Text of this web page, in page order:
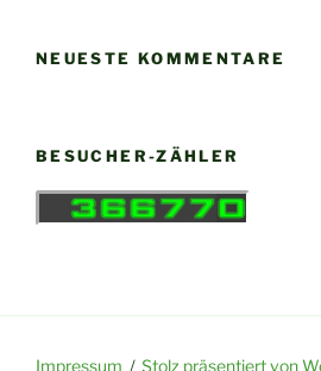
NEUESTE KOMMENTARE
BESUCHER-ZÄHLER
Impressum Stolz präsentiert von